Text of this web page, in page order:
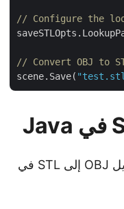
// Configure the
// Convert OBJ to
scene.Save(
تحتاج إلى اتباع الخطوات أدناه لتحويل OBJ إلى STL في